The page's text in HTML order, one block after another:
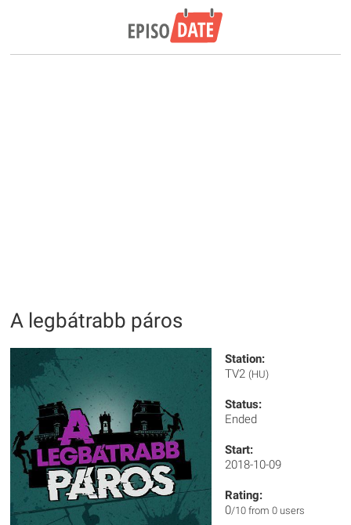
A legbátrabb páros
Station:
TV2 (HU)
Status:
Ended
Start:
2018-10-09
Rating:
0/10 from 0 users